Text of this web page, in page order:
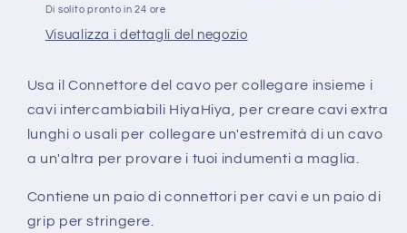
Di solito pronto in 24 ore
Visualizza i dettagli del negozio
Usa il Connettore del cavo per collegare insieme i
cavi intercambiabili HiyaHiya, per creare cavi extra
lunghi o usali per collegare un'estremità di un cavo
a un'altra per provare i tuoi indumenti a maglia.
Contiene un paio di connettori per cavi e un paio di
grip per stringere.